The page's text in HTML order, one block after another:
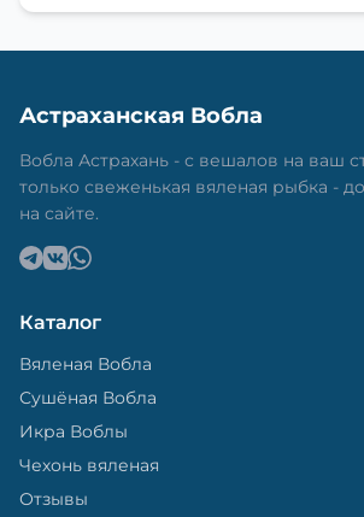
Астраханская Вобла
Вобла Астрахань - с вешалов на ваш
только свеженькая вяленая рыбка -
на сайте.
Каталог
Вяленая Вобла
Сушёная Вобла
Икра Воблы
Чехонь вяленая
Отзывы